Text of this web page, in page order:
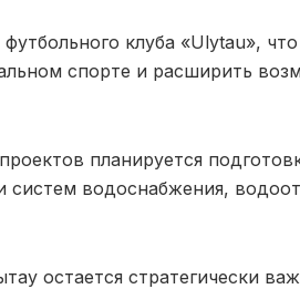
клуба «Ulytau», что
спорте и расширить
планируется
водоснабжения,
остается стратегически